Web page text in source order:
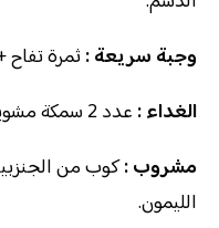
وجبة سريعة : ثمرة
الغداء : عدد 2 سمكة مشوية + طبق سلطة متنوع.
مشروب :كوب من
الليمون.